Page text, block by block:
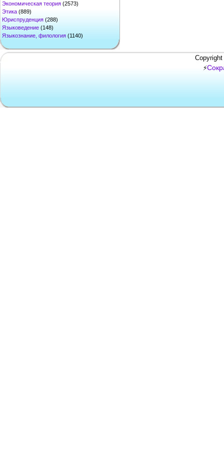
Экономическая теория (2573)
Этика (889)
Юриспруденция (288)
Языковедение (148)
Языкознание, филология (1140)
⚡